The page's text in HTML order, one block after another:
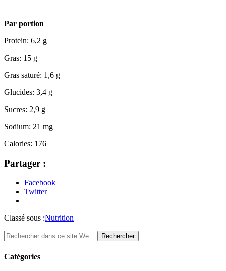
Par portion
Protein: 6,2 g
Gras: 15 g
Gras saturé: 1,6 g
Glucides: 3,4 g
Sucres: 2,9 g
Sodium: 21 mg
Calories: 176
Partager :
Facebook
Twitter
Classé sous :Nutrition
Catégories